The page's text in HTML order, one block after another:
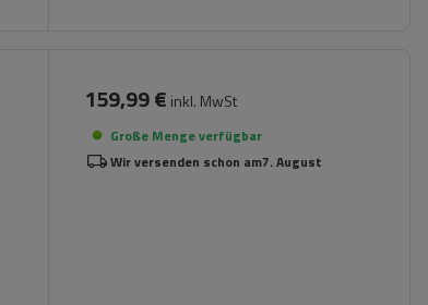
159,99 € inkl. MwSt
Große Menge verfügbar
Wir versenden schon am7. August